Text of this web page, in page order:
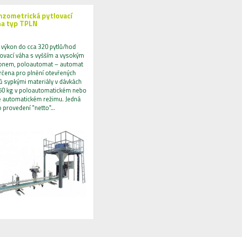
pytlovací
typ TPLN
do cca 320 pytlů/hod
váha s vyšším a vysokým
poloautomat – automat
pro plnění otevřených
sypkými materiály v dávkách
kg v poloautomatickém nebo
automatickém režimu. Jedná
provedení "netto"…